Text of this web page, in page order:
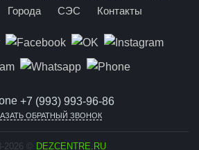
Города СЭС Контакты
+7 (993) 993-96-86
ОБРАТНЫЙ ЗВОНОК
2026 © DEZCENTRE.RU